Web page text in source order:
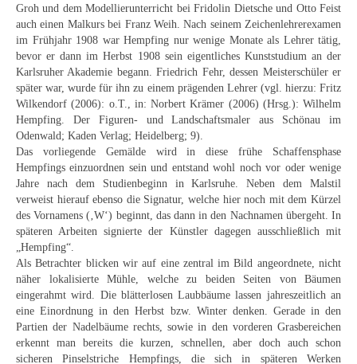
Curt Wittenbecher
Weitere Künstler nach 1945
Unbekannt
Autographen / Dokumente
Herkunft & Wirkungsstätte
Berliner Künstler
Düsseldorfer Künstler
Hamburger Künstler
Münchner Künstler
Pfälzer Künstler
Groh und dem Modellierunterricht bei Fridolin Dietsche und Otto Feist
auch einen Malkurs bei Franz Weih. Nach seinem Zeichenlehrerexamen
im Frühjahr 1908 war Hempfing nur wenige Monate als Lehrer tätig,
bevor er dann im Herbst 1908 sein eigentliches Kunststudium an der
Karlsruher Akademie begann. Friedrich Fehr, dessen Meisterschüler er
später war, wurde für ihn zu einem prägenden Lehrer (vgl. hierzu: Fritz
Wilkendorf (2006): o.T., in: Norbert Krämer (2006) (Hrsg.): Wilhelm
Hempfing. Der Figuren- und Landschaftsmaler aus Schönau im
Odenwald; Kaden Verlag; Heidelberg; 9).
Das vorliegende Gemälde wird in diese frühe Schaffensphase
Hempfings einzuordnen sein und entstand wohl noch vor oder wenige
Jahre nach dem Studienbeginn in Karlsruhe. Neben dem Malstil
verweist hierauf ebenso die Signatur, welche hier noch mit dem Kürzel
des Vornamens (‚W‘) beginnt, das dann in den Nachnamen übergeht. In
späteren Arbeiten signierte der Künstler dagegen ausschließlich mit
„Hempfing“.
Als Betrachter blicken wir auf eine zentral im Bild angeordnete, nicht
näher lokalisierte Mühle, welche zu beiden Seiten von Bäumen
eingerahmt wird. Die blätterlosen Laubbäume lassen jahreszeitlich an
eine Einordnung in den Herbst bzw. Winter denken. Gerade in den
Partien der Nadelbäume rechts, sowie in den vorderen Grasbereichen
erkennt man bereits die kurzen, schnellen, aber doch auch schon
sicheren Pinselstriche Hempfings, die sich in späteren Werken